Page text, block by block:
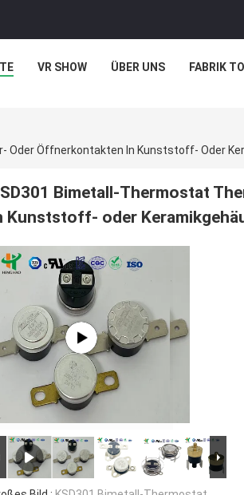
VR SHOW ÜBER UNS FABRIK
Bimetall-Thermostat
Kunststoff- oder